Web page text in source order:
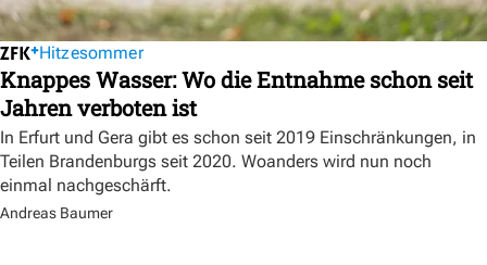
Hitzesommer
Knappes Wasser: Wo die Entnahme schon seit
Jahren verboten ist
In Erfurt und Gera gibt es schon seit 2019 Einschränkungen, in
Teilen Brandenburgs seit 2020. Woanders wird nun noch
einmal nachgeschärft.
Andreas Baumer